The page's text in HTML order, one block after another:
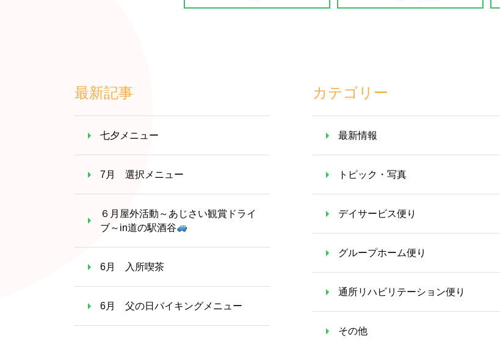
最新記事
七夕メニュー
7月 選択メニュー
６月屋外活動～あじさい観賞ドライ
ブ～in道の駅酒谷
6月 入所喫茶
6月 父の日バイキングメニュー
カテゴリー
最新情報
トピック・写真
デイサービス便り
グループホーム便り
通所リハビリテーション便り
その他